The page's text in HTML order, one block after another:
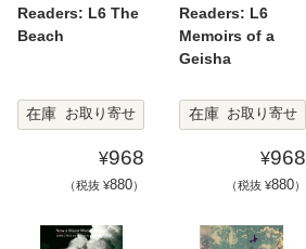
Readers: L6 The
Beach
在庫 お取り寄せ
¥968
（税抜 ¥880）
Readers: L6
Memoirs of a
Geisha
在庫 お取り寄せ
¥968
（税抜 ¥880）